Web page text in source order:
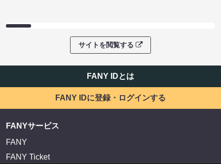
サイトを閲覧する
FANY IDとは
FANY IDに登録・ログインする
FANYサービス
FANY
FANY Ticket